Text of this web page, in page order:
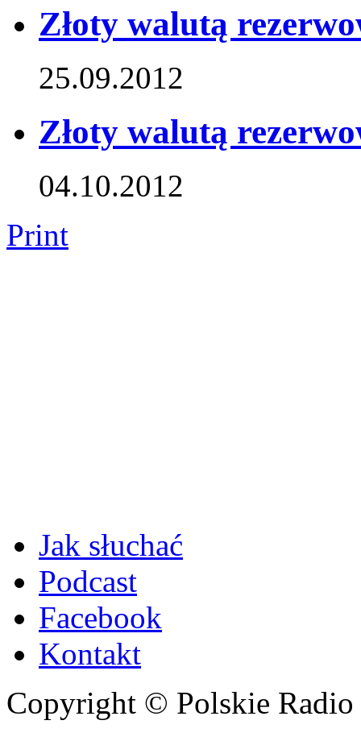
Złoty walutą
25.09.2012
Złoty walutą
04.10.2012
Print
Jak słuchać
Podcast
Facebook
Kontakt
Copyright © Polskie